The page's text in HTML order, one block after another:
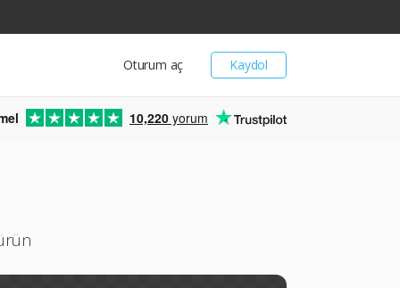
Kaydol
Oturum aç
10,220 yorum